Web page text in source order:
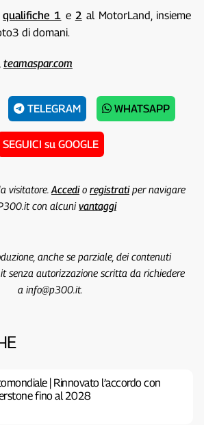
qualifiche 1 e 2 al MotorLand, insieme
di domani.
teamaspar.com
TELEGRAM WHATSAPP
SEGUICI su GOOGLE
visitatore. Accedio registratiper navigare
con alcunivantaggi
anche se parziale, dei contenuti
senza autorizzazione scritta da richiedere
a info@p300.it.
| Rinnovato l’accordo con
fino al 2028